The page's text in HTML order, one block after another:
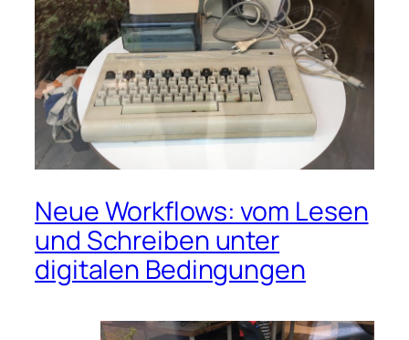
Neue Workflows: vom Lesen
und Schreiben unter
digitalen Bedingungen